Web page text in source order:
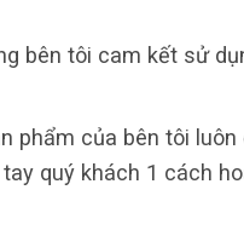
bên tôi cam kết sử
phẩm của bên tôi
quý khách 1 cách